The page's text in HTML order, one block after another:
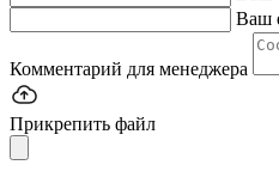
Ваш
Комментарий для менеджера
Прикрепить файл